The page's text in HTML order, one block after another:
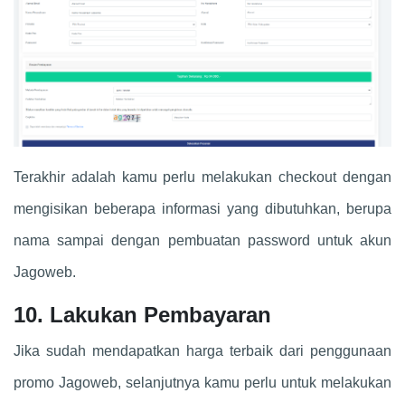
Terakhir adalah kamu perlu melakukan checkout dengan
mengisikan beberapa informasi yang dibutuhkan, berupa
nama sampai dengan pembuatan password untuk akun
Jagoweb.
10. Lakukan Pembayaran
Jika sudah mendapatkan harga terbaik dari penggunaan
promo Jagoweb, selanjutnya kamu perlu untuk melakukan